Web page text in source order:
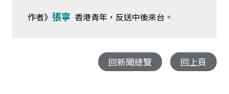
作者》 張寧 香港青年，反送中後來台。
回新聞總覽 回上頁